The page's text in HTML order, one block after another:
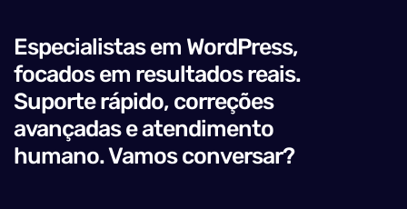
Especialistas em WordPress,
focados em resultados reais.
Suporte rápido, correções
avançadas e atendimento
humano. Vamos conversar?